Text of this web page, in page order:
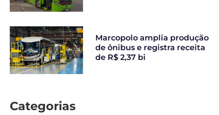
Marcopolo amplia produção
de ônibus e registra receita
de R$ 2,37 bi
Categorias